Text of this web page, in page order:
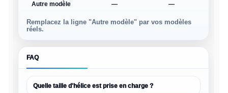
Autre modèle — —
Remplacez la ligne "Autre modèle" par vos modèles
réels.
FAQ
Quelle taille d'hélice est prise en charge ?